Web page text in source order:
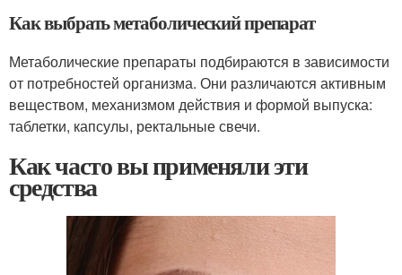
Как выбрать метаболический препарат
Метаболические препараты подбираются в зависимости
от потребностей организма. Они различаются активным
веществом, механизмом действия и формой выпуска:
таблетки, капсулы, ректальные свечи.
Как часто вы применяли эти
средства